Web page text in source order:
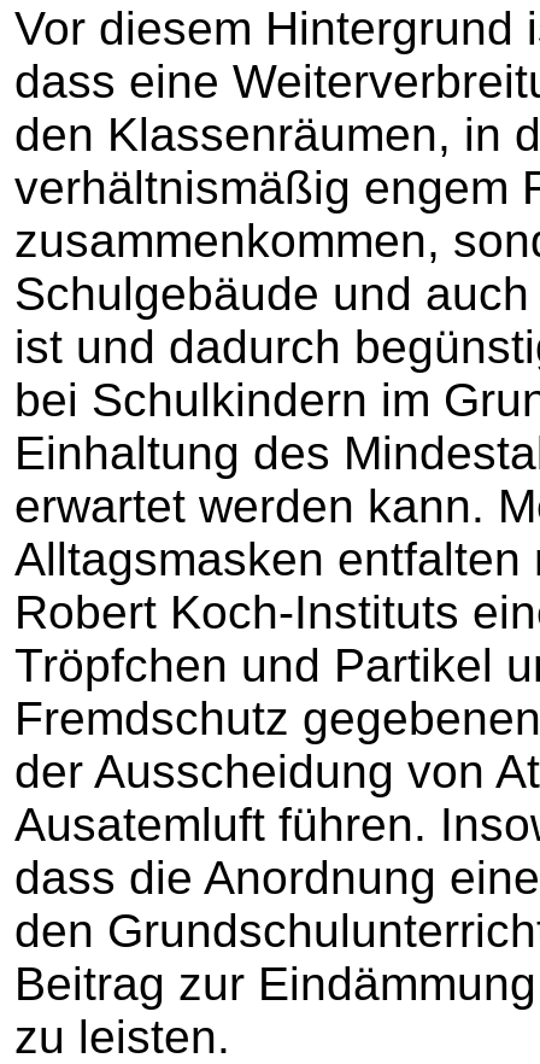
Vor diesem Hintergrund
dass eine
den Klassenräumen, in
verhältnismäßig engem
zusammenkommen,
Schulgebäude und
ist und dadurch
bei Schulkindern im
Einhaltung des
erwartet werden kann.
Alltagsmasken
Robert Koch-Instituts
Tröpfchen und Partikel
Fremdschutz
der Ausscheidung von
Ausatemluft führen.
dass die Anordnung
den
Beitrag zur
zu leisten.